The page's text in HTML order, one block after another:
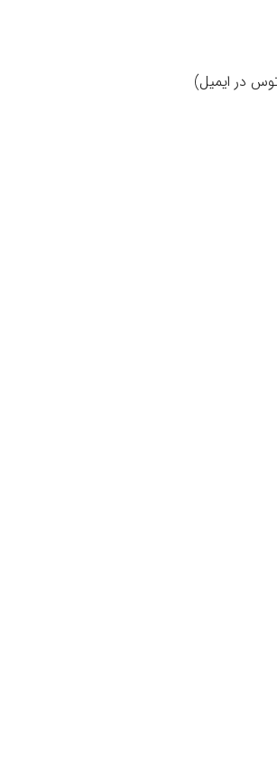
در ایمیل)